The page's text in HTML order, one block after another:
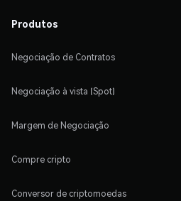
Produtos
Negociação de Contratos
Negociação à vista (Spot)
Margem de Negociação
Compre cripto
Conversor de criptomoedas